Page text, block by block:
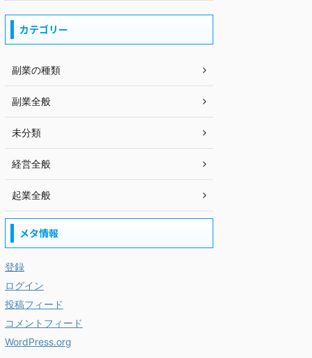
カテゴリー
副業の種類
副業全般
未分類
経営全般
起業全般
メタ情報
登録
ログイン
投稿フィード
コメントフィード
WordPress.org